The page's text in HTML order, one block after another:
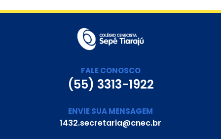
FALE CONOSCO
(55) 3313-1922
ENVIE SUA MENSAGEM
1432.secretaria@cnec.br